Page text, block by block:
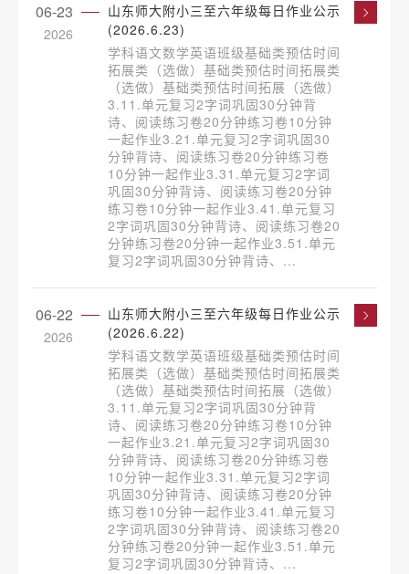
06-23
2026
山东师大附小三至六年级每日作业公示
(2026.6.23)
学科语文数学英语班级基础类预估时间
拓展类（选做）基础类预估时间拓展类
（选做）基础类预估时间拓展（选做）
3.11.单元复习2字词巩固30分钟背
诗、阅读练习卷20分钟练习卷10分钟
一起作业3.21.单元复习2字词巩固30
分钟背诗、阅读练习卷20分钟练习卷
10分钟一起作业3.31.单元复习2字词
巩固30分钟背诗、阅读练习卷20分钟
练习卷10分钟一起作业3.41.单元复习
2字词巩固30分钟背诗、阅读练习卷20
分钟练习卷20分钟一起作业3.51.单元
复习2字词巩固30分钟背诗、...
06-22
2026
山东师大附小三至六年级每日作业公示
(2026.6.22)
学科语文数学英语班级基础类预估时间
拓展类（选做）基础类预估时间拓展类
（选做）基础类预估时间拓展（选做）
3.11.单元复习2字词巩固30分钟背
诗、阅读练习卷20分钟练习卷10分钟
一起作业3.21.单元复习2字词巩固30
分钟背诗、阅读练习卷20分钟练习卷
10分钟一起作业3.31.单元复习2字词
巩固30分钟背诗、阅读练习卷20分钟
练习卷10分钟一起作业3.41.单元复习
2字词巩固30分钟背诗、阅读练习卷20
分钟练习卷20分钟一起作业3.51.单元
复习2字词巩固30分钟背诗、...